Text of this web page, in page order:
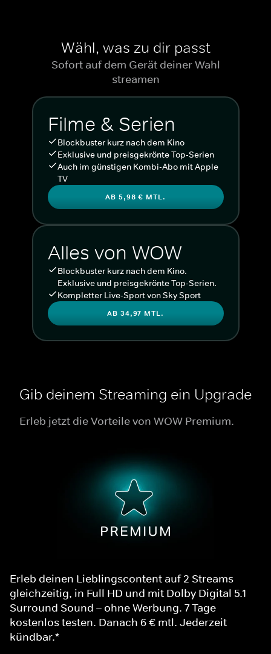
Wähl, was zu dir passt
Sofort auf dem Gerät deiner Wahl
streamen
Filme & Serien
Blockbuster kurz nach dem Kino
Exklusive und preisgekrönte Top-Serien
Auch im günstigen Kombi-Abo mit Apple
TV
AB 5,98 € MTL.
Alles von WOW
Blockbuster kurz nach dem Kino.
Exklusive und preisgekrönte Top-Serien.
Kompletter Live-Sport von Sky Sport
AB 34,97 MTL.
Gib deinem Streaming ein Upgrade
Erleb jetzt die Vorteile von WOW Premium.
Erleb deinen Lieblingscontent auf 2 Streams
gleichzeitig, in Full HD und mit Dolby Digital 5.1
Surround Sound – ohne Werbung. 7 Tage
kostenlos testen. Danach 6 € mtl. Jederzeit
kündbar.*